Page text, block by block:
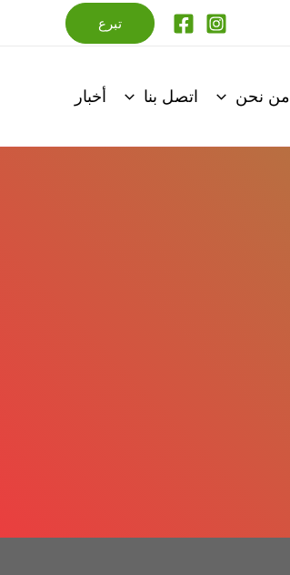
تبرع
من نحن اتصل بنا أخبار